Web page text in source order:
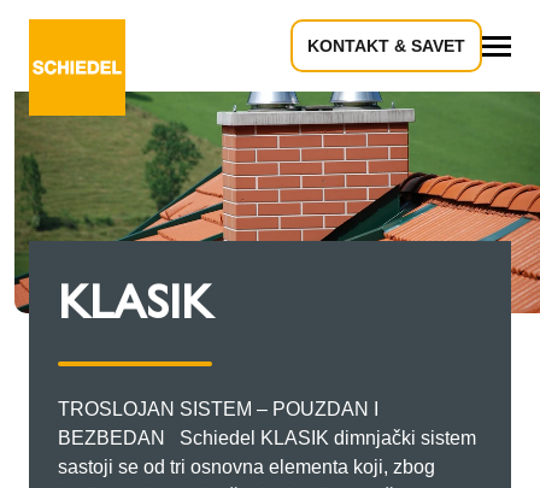
KONTAKT & SAVET
KLASIK
TROSLOJAN SISTEM – POUZDAN I
BEZBEDAN Schiedel KLASIK dimnjački sistem
sastoji se od tri osnovna elementa koji, zbog